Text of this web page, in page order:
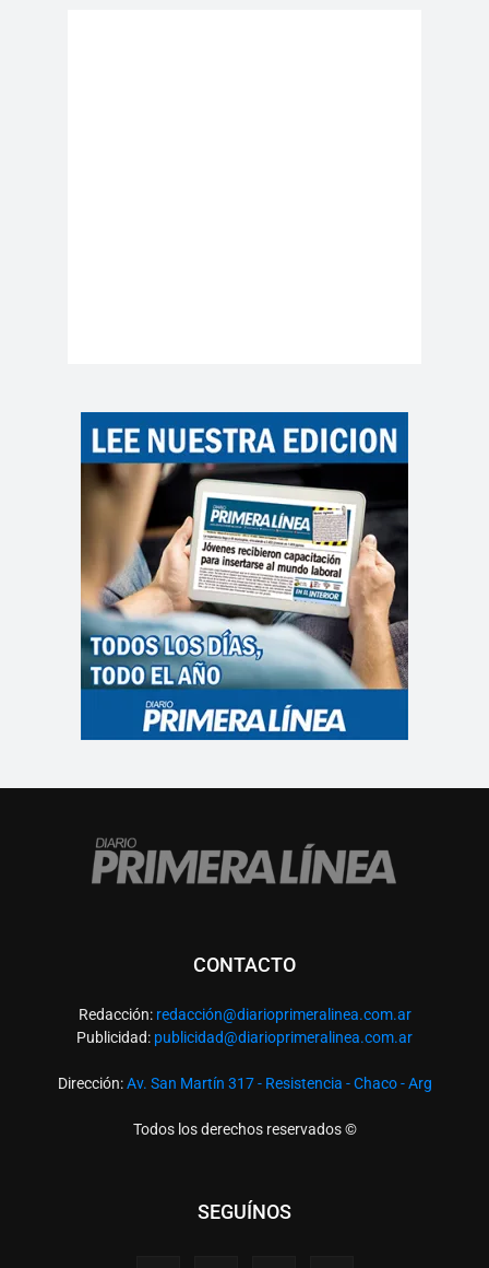
CONTACTO
Redacción: redacción@diarioprimeralinea.com.ar
Publicidad: publicidad@diarioprimeralinea.com.ar
Dirección:Av. San Martín 317 - Resistencia - Chaco - Arg
Todos los derechos reservados ©
SEGUÍNOS